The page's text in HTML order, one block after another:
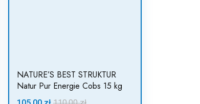
NATURE’S BEST STRUKTUR
Natur Pur Energie Cobs 15 kg